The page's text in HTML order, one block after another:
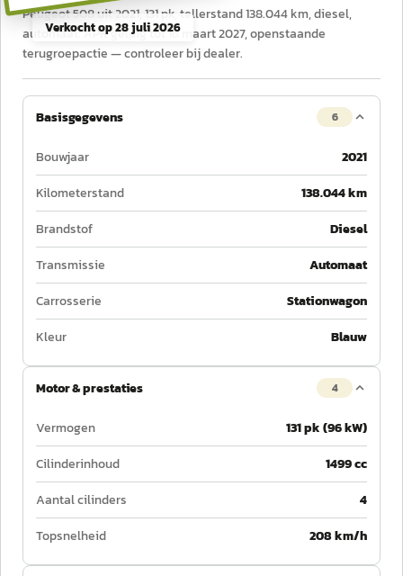
Verkocht op28 juli 2026
Peugeot 508 uit 2021, 131 pk, tellerstand 138.044 km, diesel,
automaat. APK geldig tot 18 maart 2027, openstaande
terugroepactie — controleer bij dealer.
Basisgegevens 6
Bouwjaar
2021
Kilometerstand
138.044 km
Brandstof
Diesel
Transmissie
Automaat
Carrosserie
Stationwagon
Kleur
Blauw
Motor & prestaties 4
Vermogen
131 pk (96 kW)
Cilinderinhoud
1499 cc
Aantal cilinders
4
Topsnelheid
208 km/h